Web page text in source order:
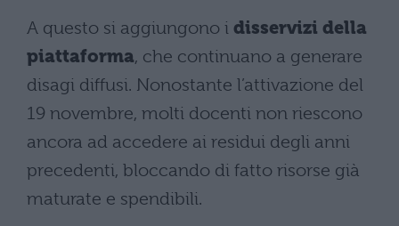
A questo si aggiungono i disservizi della
piattaforma, che continuano a generare
disagi diffusi. Nonostante l’attivazione del
19 novembre, molti docenti non riescono
ancora ad accedere ai residui degli anni
precedenti, bloccando di fatto risorse già
maturate e spendibili.